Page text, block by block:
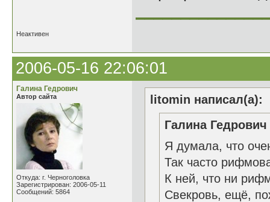
Неактивен
2006-05-16 22:06:01
Галина Гедрович
Автор сайта
Откуда: г. Черноголовка
Зарегистрирован: 2006-05-11
Сообщений: 5864
litomin написал(а):
Галина
Я думала, что
Так часто
К ней, что ни
Свекровь, ещё,